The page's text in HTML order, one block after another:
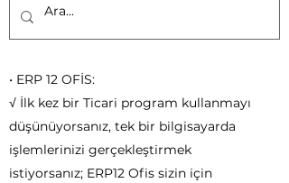
• ERP 12 OFİS:
√ İlk kez bir Ticari program kullanmayı
düşünüyorsanız, tek bir bilgisayarda
işlemlerinizi gerçekleştirmek
istiyorsanız; ERP12 Ofis sizin için